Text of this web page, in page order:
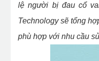
lệ người bị đau cổ
Technology sẽ tổng
phù hợp với nhu cầu